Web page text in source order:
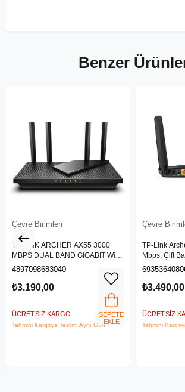
Benzer
Çevre Birimleri
TP-LINK ARCHER AX55 3000
MBPS DUAL BAND GIGABIT Wi-Fi
6 ROUTER
4897098683040
₺3.190,00
ÜCRETSIZ KARGO
Tahmini Kargoya Teslim: Aynı Gün
SEPETE
EKLE
Çevre
TP-Link
Mbps, Çift
4G/3G SIM
₺3.490,00
ÜCRETSIZ
Tahmini